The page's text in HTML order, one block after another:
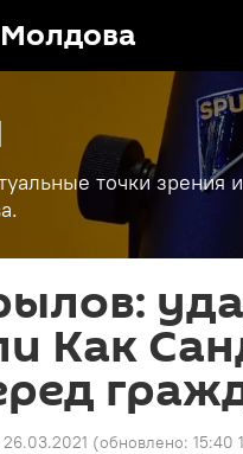
Молдова
точки зрения
Как
(обновлено: 15:40